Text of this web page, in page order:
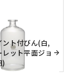
ント付びん(白,
レット平面ジョ
)